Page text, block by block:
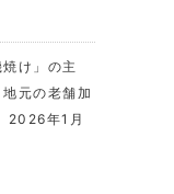
け」の主
元の老舗加
2026年1月